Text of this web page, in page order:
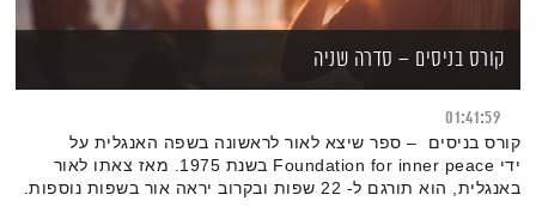
קורס בניסים – סדרה שניה
01:41:59
קורס בניסים – ספר שיצא לאור לראשונה בשפה האנגלית על
ידי Foundation for inner peace בשנת 1975. מאז צאתו לאור
באנגלית, הוא תורגם ל- 22 שפות ובקרוב יראה אור בשפות נוספות.